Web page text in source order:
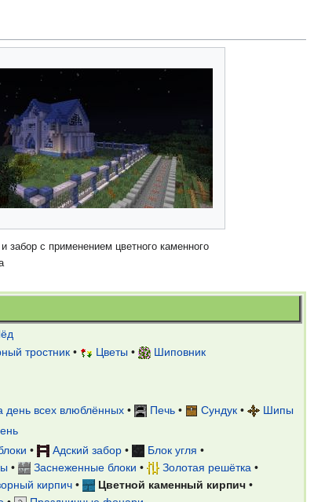
забор с применением цветного каменного
тростник• Цветы •
Шиповник
день всех влюблённых• Печь• Сундук•
Шипы
• Адский забор• Блок угля •
• Заснеженные блоки • Золотая решётка •
кирпич• Цветной каменный кирпич•